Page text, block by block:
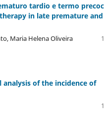
tardio e termo
in late premature and
Maria Helena Oliveira
analysis of the incidence of